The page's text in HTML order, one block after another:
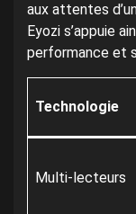
aux attentes
Eyozi s’appuie
performance et
Technologie
Multi-lecteurs